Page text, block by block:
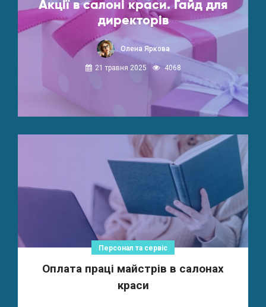
Акції в салоні краси. Гайд для
директорів
Олена Яркова
21 травня 2025 4068
Персонал та сервіс
Оплата праці майстрів в салонах
краси